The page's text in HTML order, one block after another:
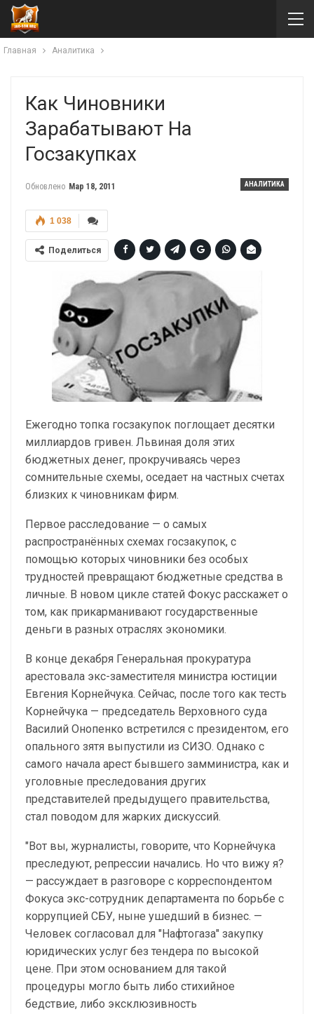
Главная Аналитика
Как Чиновники
Зарабатывают На
Госзакупках
АНАЛИТИКА
Обновлено Мар 18, 2011
1 038
Поделиться
Ежегодно топка госзакупок поглощает десятки
миллиардов гривен. Львиная доля этих
бюджетных денег, прокручиваясь через
сомнительные схемы, оседает на частных счетах
близких к чиновникам фирм.
Первое расследование — о самых
распространённых схемах госзакупок, с
помощью которых чиновники без особых
трудностей превращают бюджетные средства в
личные. В новом цикле статей Фокус расскажет о
том, как прикарманивают государственные
деньги в разных отраслях экономики.
В конце декабря Генеральная прокуратура
арестовала экс-заместителя министра юстиции
Евгения Корнейчука. Сейчас, после того как тесть
Корнейчука — председатель Верховного суда
Василий Онопенко встретился с президентом, его
опального зятя выпустили из СИЗО. Однако с
самого начала арест бывшего замминистра, как и
уголовные преследования других
представителей предыдущего правительства,
стал поводом для жарких дискуссий.
"Вот вы, журналисты, говорите, что Корнейчука
преследуют, репрессии начались. Но что вижу я?
— рассуждает в разговоре с корреспондентом
Фокуса экс-сотрудник департамента по борьбе с
коррупцией СБУ, ныне ушедший в бизнес. —
Человек согласовал для "Нафтогаза" закупку
юридических услуг без тендера по высокой
цене. При этом основанием для такой
процедуры могло быть либо стихийное
бедствие, либо эксклюзивность